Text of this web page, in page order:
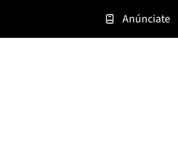
Anúnciate